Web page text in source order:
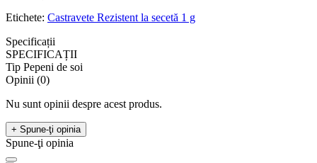
Etichete: Castravete Rezistent la secetă 1 g
Specificații
SPECIFICAȚII
Tip Pepeni de soi
Opinii (0)
Nu sunt opinii despre acest produs.
+ Spune-ţi opinia
Spune-ţi opinia